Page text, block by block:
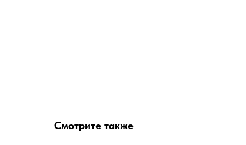
Смотрите также